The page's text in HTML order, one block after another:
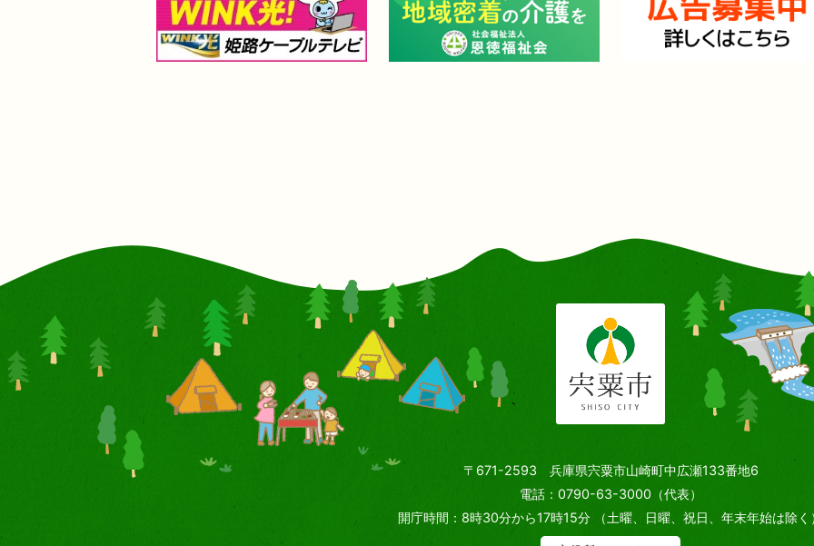
〒671-2593 兵庫県宍粟市山崎町中広瀬133番地6
電話：0790-63-3000（代表）
開庁時間：8時30分から17時15分
（土曜、日曜、祝日、年末年始は除く